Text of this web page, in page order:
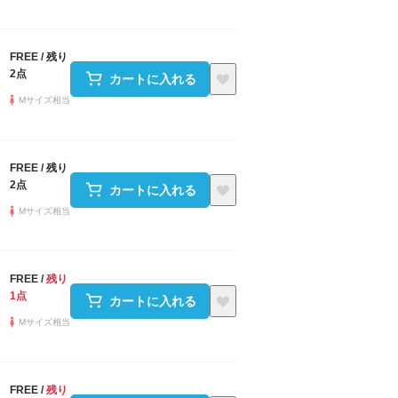
FREE /残り
2点
Mサイズ相当
カートに入れる
FREE /残り
2点
Mサイズ相当
カートに入れる
FREE /残り
1点
Mサイズ相当
カートに入れる
FREE /残り